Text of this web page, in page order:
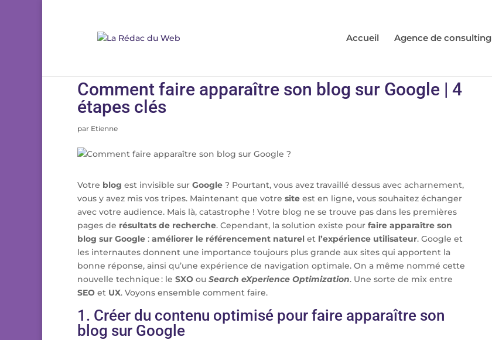
Accueil Agence de consulting
Comment faire apparaître son blog sur Google | 4
étapes clés
par Etienne
Votre blog est invisible sur Google ? Pourtant, vous avez travaillé dessus avec acharnement,
vous y avez mis vos tripes. Maintenant que votre site est en ligne, vous souhaitez échanger
avec votre audience. Mais là, catastrophe ! Votre blog ne se trouve pas dans les premières
pages de résultats de recherche. Cependant, la solution existe pour faire apparaître son
blog sur Google : améliorer le référencement naturel et l’expérience utilisateur. Google et
les internautes donnent une importance toujours plus grande aux sites qui apportent la
bonne réponse, ainsi qu’une expérience de navigation optimale. On a même nommé cette
nouvelle technique : le SXO ou Search eXperience Optimization. Une sorte de mix entre
SEO et UX. Voyons ensemble comment faire.
1. Créer du contenu optimisé pour faire apparaître son
blog sur Google